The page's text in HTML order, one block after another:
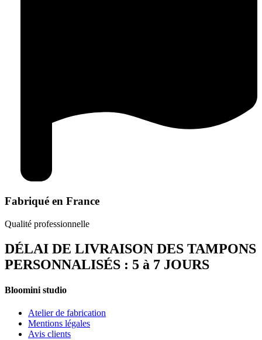
Fabriqué en France
Qualité professionnelle
DÉLAI DE LIVRAISON DES TAMPONS
PERSONNALISÉS : 5 à 7 JOURS
Bloomini studio
Atelier de fabrication
Mentions légales
Avis clients